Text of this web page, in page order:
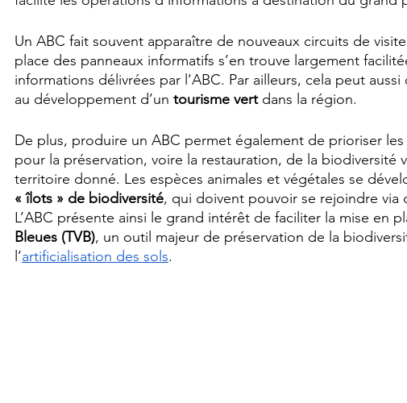
Un ABC fait souvent apparaître de nouveaux circuits de
place des panneaux informatifs s’en trouve largement
informations délivrées par l’ABC. Par ailleurs, cela peut
au développement d’un tourisme vert dans la région.
De plus, produire un ABC permet également de prioriser
pour la préservation, voire la restauration, de la biodiversité
territoire donné. Les espèces animales et végétales se
« îlots » de biodiversité, qui doivent pouvoir se rejoindre via
L’ABC présente ainsi le grand intérêt de faciliter la mise en
Bleues (TVB), un outil majeur de préservation de la
l’artificialisation des sols.